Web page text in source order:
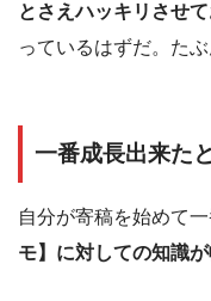
とさえハッキリさせ
っているはずだ。たぶ
一番成長出来た
自分が寄稿を始めて
モ】に対しての知識